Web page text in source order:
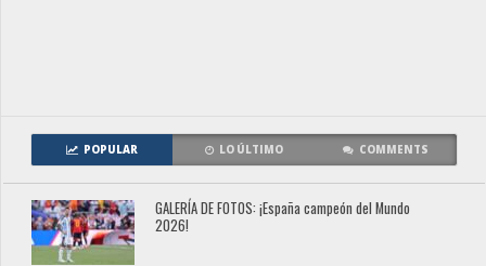
POPULAR LO ÚLTIMO COMMENTS
GALERÍA DE FOTOS: ¡España campeón del Mundo
2026!